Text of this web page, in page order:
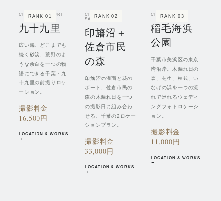
RANK01
CHIBA / KUJUKURI
九十九里
広い海、どこまでも
続く砂浜、荒野のよ
うな余白を一つの物
語にできる千葉・九
十九里の前撮りロケ
ーション。
撮影料金
16,500円
LOCATION & WORKS
→
RANK02
CHIBA / INBA &
SAKURA
印旛沼＋
佐倉市民
の森
印旛沼の湖面と花の
ボート、佐倉市民の
森の木漏れ日を一つ
の撮影日に組み合わ
せる、千葉の2ロケー
ションプラン。
撮影料金
33,000円
LOCATION & WORKS
→
RANK03
CHIBA / INAGE
稲毛海浜
公園
千葉市美浜区の東京
湾沿岸。木漏れ日の
森、芝生、植栽、い
なげの浜を一つの流
れで巡れるウェディ
ングフォトロケーシ
ョン。
撮影料金
11,000円
LOCATION & WORKS
→